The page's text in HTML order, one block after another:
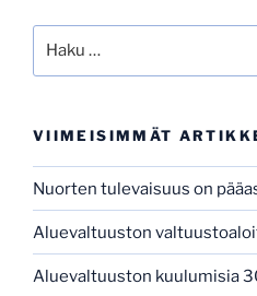
VIIMEISIMMÄT
Nuorten tulevaisuus on
Aluevaltuuston
Aluevaltuuston kuulumisia